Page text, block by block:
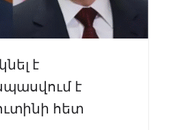
է
է
հետ